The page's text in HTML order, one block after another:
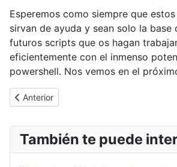
Esperemos como siempre que
sirvan de ayuda y sean solo la base
futuros scripts que os hagan
eficientemente con el inmenso
powershell. Nos vemos en el
Artículo anterior: [Cybertruco]Subir
Anterior
También te puede